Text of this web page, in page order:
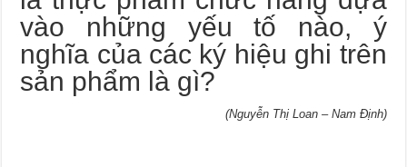
vào những yếu tố nào, ý
nghĩa của các ký hiệu ghi trên
sản phẩm là gì?
(Nguyễn Thị Loan – Nam Định)